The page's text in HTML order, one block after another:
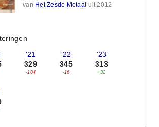
van Het Zesde Metaal uit 2012
'21
329
-104
'22
345
-16
'23
313
+32